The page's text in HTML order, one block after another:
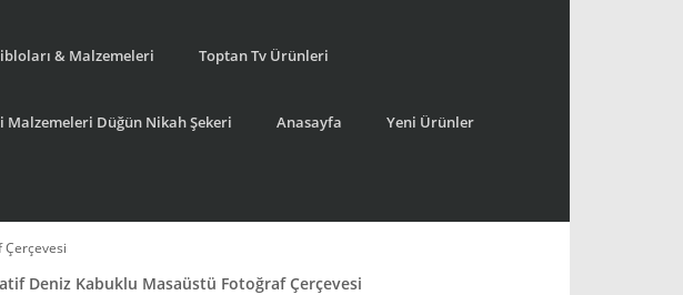
& Malzemeleri Toptan Tv Ürünleri
Malzemeleri Düğün Nikah Şekeri Anasayfa Yeni Ürünler
Çerçevesi
Deniz Kabuklu Masaüstü Fotoğraf Çerçevesi